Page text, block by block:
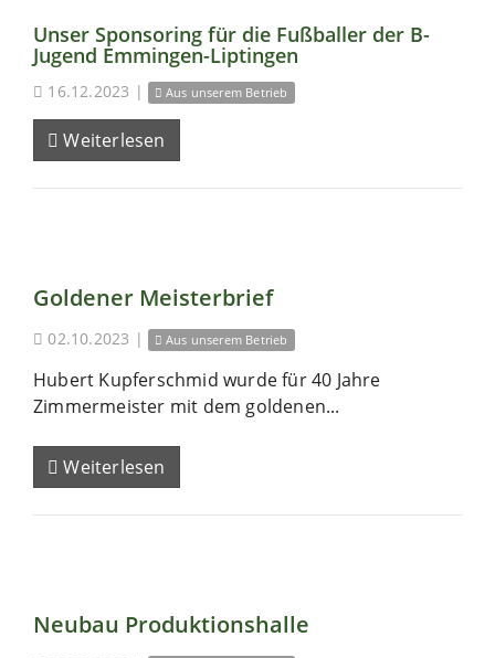
Unser Sponsoring für die Fußballer der B-
Jugend Emmingen-Liptingen
16.12.2023 | Aus unserem Betrieb
Weiterlesen
Goldener Meisterbrief
02.10.2023 | Aus unserem Betrieb
Hubert Kupferschmid wurde für 40 Jahre
Zimmermeister mit dem goldenen...
Weiterlesen
Neubau Produktionshalle